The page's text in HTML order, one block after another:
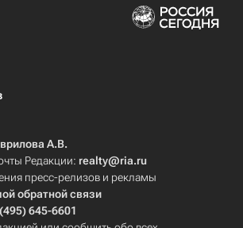
А.В.
Редакции: realty@ria.ru
пресс-релизов и рекламы
обратной связи
645-6601